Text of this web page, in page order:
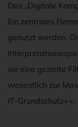
Das „Digitale
Ein zentrales
genutzt werden.
sie eine gezielte
wesentlich zur
IT-Grundschutz++.